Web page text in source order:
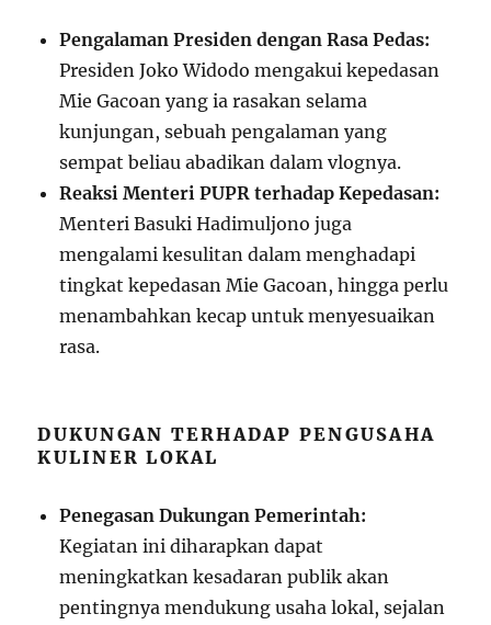
Pengalaman Presiden dengan Rasa Pedas:
Presiden Joko Widodo mengakui kepedasan
Mie Gacoan yang ia rasakan selama
kunjungan, sebuah pengalaman yang
sempat beliau abadikan dalam vlognya.
Reaksi Menteri PUPR terhadap Kepedasan:
Menteri Basuki Hadimuljono juga
mengalami kesulitan dalam menghadapi
tingkat kepedasan Mie Gacoan, hingga perlu
menambahkan kecap untuk menyesuaikan
rasa.
DUKUNGAN TERHADAP PENGUSAHA
KULINER LOKAL
Penegasan Dukungan Pemerintah:
Kegiatan ini diharapkan dapat
meningkatkan kesadaran publik akan
pentingnya mendukung usaha lokal, sejalan